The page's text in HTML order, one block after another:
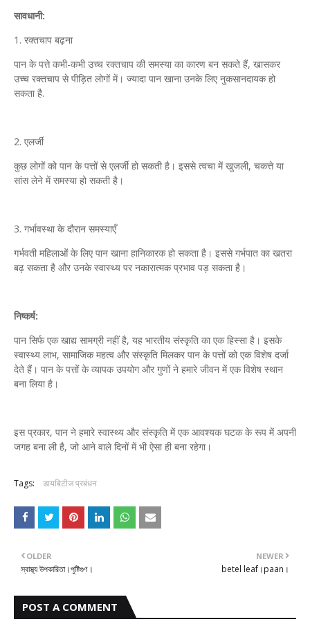
सावधानी:
1. रक्तचाप बढ़ना
पान के पत्ते कभी-कभी उच्च रक्तचाप की समस्या का कारण बन सकते हैं, खासकर
उच्च रक्तचाप से पीड़ित लोगों में। ज्यादा पान खाना उनके लिए नुकसानदायक हो
सकता है.
2. एलर्जी
कुछ लोगों को पान के पत्तों से एलर्जी हो सकती है। इससे त्वचा में खुजली, चकत्ते या
सांस लेने में समस्या हो सकती है।
3. गर्भावस्था के दौरान समस्याएँ
गर्भवती महिलाओं के लिए पान खाना हानिकारक हो सकता है। इससे गर्भपात का खतरा
बढ़ सकता है और उनके स्वास्थ्य पर नकारात्मक प्रभाव पड़ सकता है।
निष्कर्ष:
पान सिर्फ एक खाद्य सामग्री नहीं है, यह भारतीय संस्कृति का एक हिस्सा है। इसके
स्वास्थ्य लाभ, सामाजिक महत्व और संस्कृति मिलकर पान के पत्तों को एक विशेष दर्जा
देते हैं। पान के पत्तों के व्यापक उपयोग और गुणों ने हमारे जीवन में एक विशेष स्थान
बना लिया है।
इस प्रकार, पान ने हमारे स्वास्थ्य और संस्कृति में एक आवश्यक घटक के रूप में अपनी
जगह बना ली है, जो आने वाले दिनों में भी ऐसा ही बना रहेगा।
Tags: डायबिटीज प्रबंधन
NEWER
betel leaf।paan।
OLDER
স্বাস্থ্য উপকারিতা।পুষ্টিগুণ।
POST A COMMENT